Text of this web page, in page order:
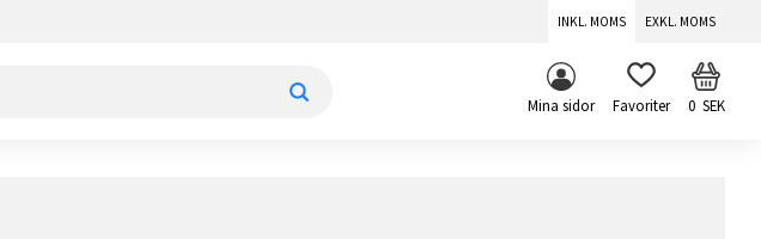
INKL. MOMS EXKL. MOMS
Mina sidor FAVORITER 0SEK